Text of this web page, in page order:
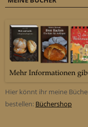
Hier könnt ihr meine
bestellen: Büchershop